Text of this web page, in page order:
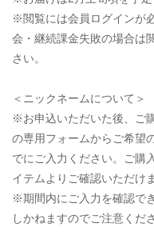
※閲覧には会員ログインが
会・継続課金失敗の場合は
さい。
＜ニックネームについて＞
※お申込いただいた後、ご
の専用フォームからご希望
でにご入力ください。ご購
イテムよりご確認いただけ
※期間内にご入力を確認で
しかねますのでご注意くだ